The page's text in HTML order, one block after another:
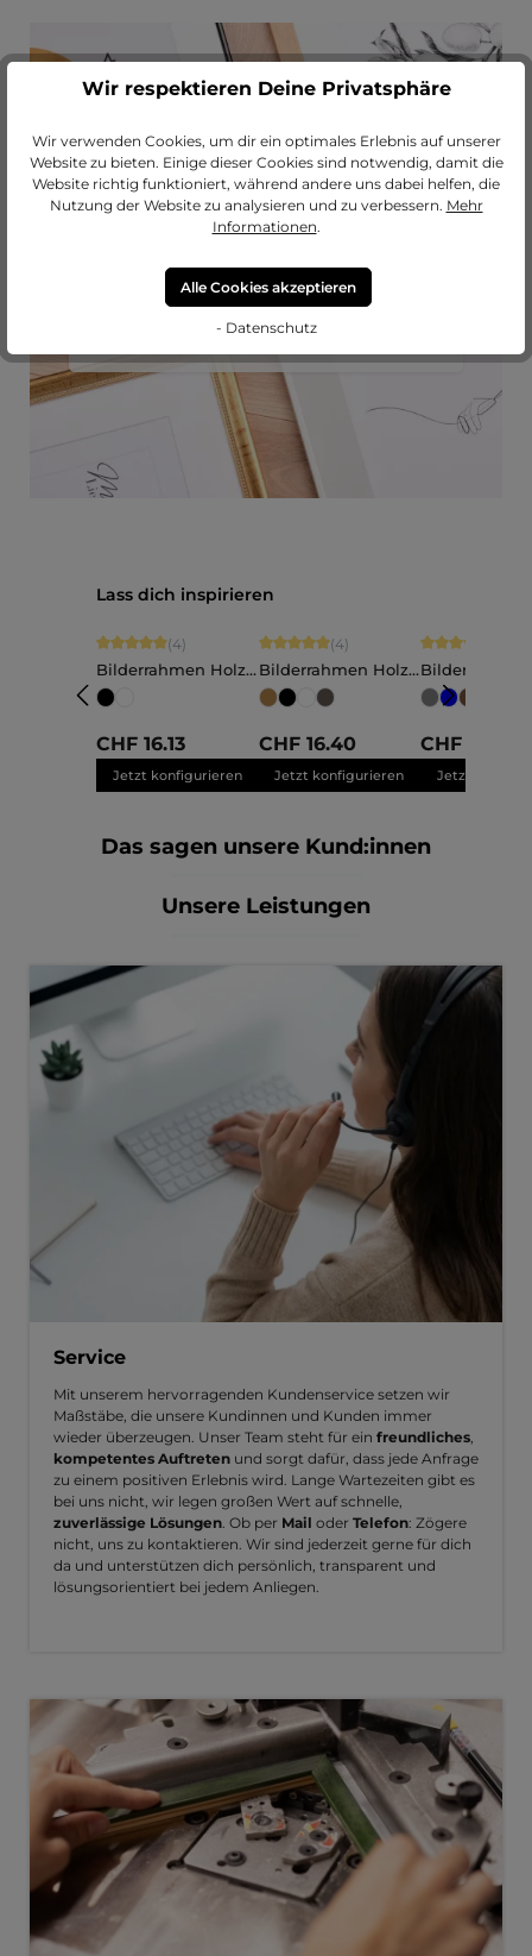
Passendes Passepartout?
Erweitere deinen Rahmen mit einem
MeinLieblingsrahmen.
zu unseren Passepartouts
Produktgalerie überspringen
Lass dich inspirieren
Durchschnittliche Bewertung von 5 von 5 Sternen
(4)
Bilderrahmen Holz
Charlotte
Maßanfertigung
CHF 16.13
Jetzt konfigurieren
Durchschnittliche Bewertung von 5
(4)
Bilderrahmen Holz
Elva
Maßanfertigung
CHF 16.40
Jetzt konfigurieren
Nele
CHF 13.79
Jetzt
Das sagen unsere Kund:innen
Unsere Leistungen
Service
Mit unserem hervorragenden Kundenservice setzen wir
Maßstäbe, die unsere Kundinnen und Kunden immer
wieder überzeugen. Unser Team steht für ein freundliches
kompetentes Auftreten und sorgt dafür, dass jede Anfrage
zu einem positiven Erlebnis wird. Lange Wartezeiten gibt es
bei uns nicht, wir legen großen Wert auf schnelle,
zuverlässige Lösungen . Ob per Mail oder Telefon: Zögere
nicht, uns zu kontaktieren. Wir sind jederzeit gerne für dich
da und unterstützen dich persönlich, transparent und
lösungsorientiert bei jedem Anliegen.
Wir respektieren Deine Privatsphäre
Wir verwenden Cookies, um dir ein optimales Erlebnis auf unserer
Website zu bieten. Einige dieser Cookies sind notwendig, damit die
Website richtig funktioniert, während andere uns dabei helfen, die
Nutzung der Website zu analysieren und zu verbessern. Mehr
Informationen.
Alle Cookies akzeptieren
- Datenschutz